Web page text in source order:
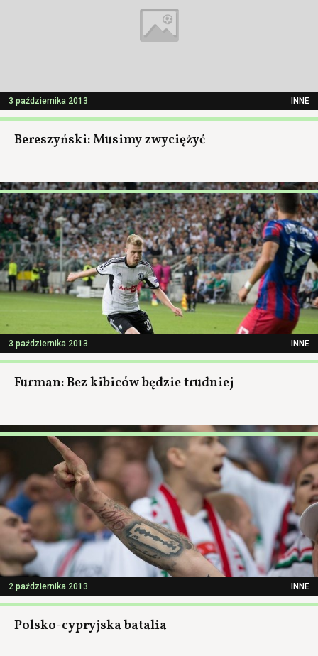
3 października 2013 INNE
Bereszyński: Musimy zwyciężyć
3 października 2013 INNE
Furman: Bez kibiców będzie trudniej
2 października 2013 INNE
Polsko-cypryjska batalia